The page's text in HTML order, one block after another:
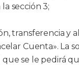
sección 3;
transferencia y
Cuenta». La
se le pedirá